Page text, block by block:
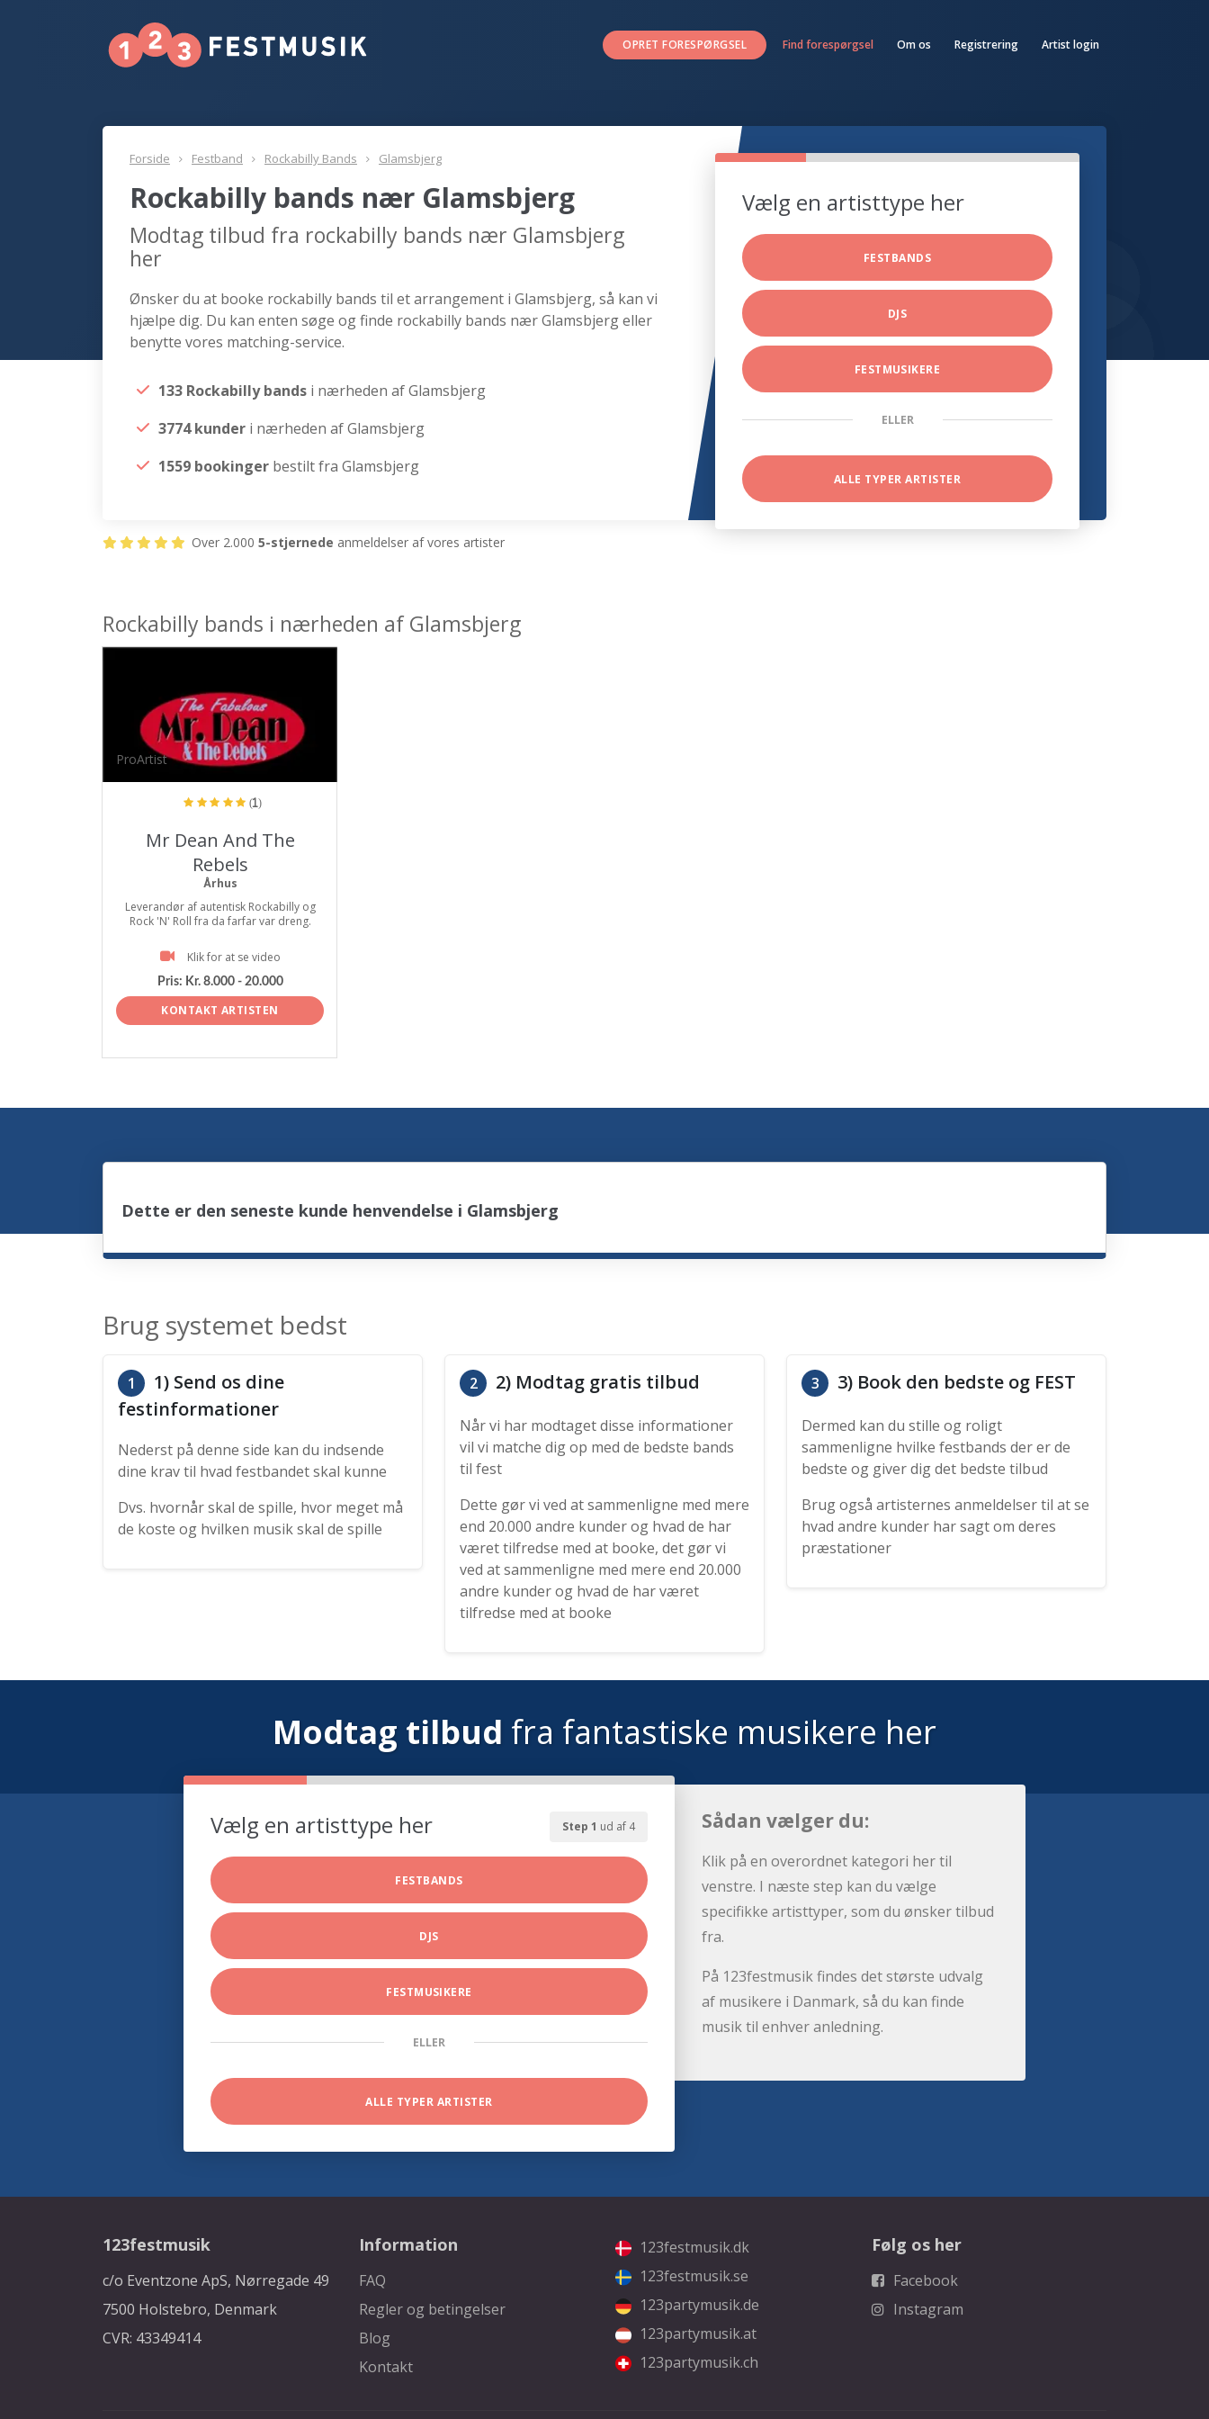
OPRET FORESPØRGSEL Find forespørgsel Om os Registrering Artist login
Forside Festband Rockabilly Bands Glamsbjerg
Rockabilly bands nær Glamsbjerg
Modtag tilbud fra rockabilly bands nær Glamsbjerg
her
Ønsker du at booke rockabilly bands til et arrangement i Glamsbjerg, så kan vi
hjælpe dig. Du kan enten søge og finde rockabilly bands nær Glamsbjerg eller
benytte vores matching-service.
133 Rockabilly bands i nærheden af Glamsbjerg
3774 kunder i nærheden af Glamsbjerg
1559 bookinger bestilt fra Glamsbjerg
Vælg en artisttype her
FESTBANDS
DJS
FESTMUSIKERE
ELLER
ALLE TYPER ARTISTER
Over 2.000 5-stjernede anmeldelser af vores artister
Rockabilly bands i nærheden af Glamsbjerg
ProArtist
(1)
Mr Dean And The
Rebels
Århus
Leverandør af autentisk Rockabilly og
Rock 'N' Roll fra da farfar var dreng.
Klik for at se video
Pris: Kr. 8.000 - 20.000
KONTAKT ARTISTEN
Dette er den seneste kunde henvendelse i Glamsbjerg
Brug systemet bedst
1
1) Send os dine
festinformationer
Nederst på denne side kan du indsende
dine krav til hvad festbandet skal kunne
Dvs. hvornår skal de spille, hvor meget må
de koste og hvilken musik skal de spille
2 2) Modtag gratis tilbud
Når vi har modtaget disse informationer
vil vi matche dig op med de bedste bands
til fest
Dette gør vi ved at sammenligne med mere
end 20.000 andre kunder og hvad de har
været tilfredse med at booke, det gør vi
ved at sammenligne med mere end 20.000
andre kunder og hvad de har været
tilfredse med at booke
3 3) Book den bedste og FEST
Dermed kan du stille og roligt
sammenligne hvilke festbands der er de
bedste og giver dig det bedste tilbud
Brug også artisternes anmeldelser til at se
hvad andre kunder har sagt om deres
præstationer
Modtag tilbud fra fantastiske musikere her
Step 1 ud af 4
Vælg en artisttype her
FESTBANDS
DJS
FESTMUSIKERE
ELLER
ALLE TYPER ARTISTER
Sådan vælger du:
Klik på en overordnet kategori her til
venstre. I næste step kan du vælge
specifikke artisttyper, som du ønsker tilbud
fra.
På 123festmusik findes det største udvalg
af musikere i Danmark, så du kan finde
musik til enhver anledning.
123festmusik
c/o Eventzone ApS, Nørregade 49
7500 Holstebro, Denmark
CVR: 43349414
Information
FAQ
Regler og betingelser
Blog
Kontakt
123festmusik.dk
123festmusik.se
123partymusik.de
123partymusik.at
123partymusik.ch
Følg os her
Facebook
Instagram